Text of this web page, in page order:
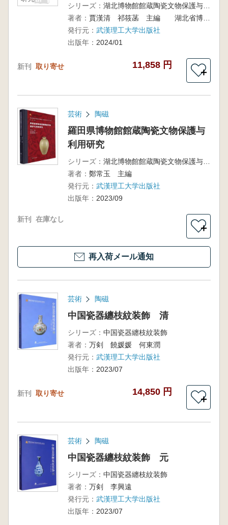
シリーズ：
湖北博物館館蔵陶瓷文物保護与利用研究叢書 第一輯
著者：
賈漢清 祁筱菡 主編 湖北省博物館 荊州博物館 編
発行元： 武漢理工大学出版社
出版年： 2024/01
新刊 取り寄せ 11,858 円
＋
芸術 陶磁
羅田県博物館館蔵陶瓷文物保護与
利用研究
シリーズ：
湖北博物館館蔵陶瓷文物保護与利用研究叢書 第一輯
著者： 鄭常玉 主編
発行元： 武漢理工大学出版社
出版年： 2023/09
新刊 在庫なし
＋
再入荷メール通知
芸術 陶磁
中国瓷器纏枝紋装飾 清
シリーズ： 中国瓷器纏枝紋装飾
著者： 万剣 饒媛媛 何東潤
発行元： 武漢理工大学出版社
出版年： 2023/07
新刊 取り寄せ 14,850 円
＋
芸術 陶磁
中国瓷器纏枝紋装飾 元
シリーズ： 中国瓷器纏枝紋装飾
著者： 万剣 李興遠
発行元： 武漢理工大学出版社
出版年： 2023/07